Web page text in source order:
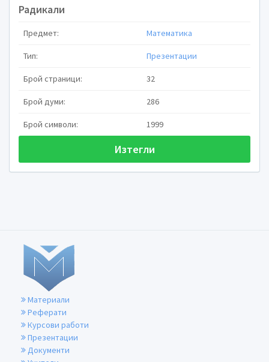
= ab ab >0
= ab
ab = ab
Радикали
Предмет: Математика
Тип: Презентации
Брой страници: 32
Брой думи: 286
Брой символи: 1999
Изтегли
Материали
Реферати
Курсови работи
Презентации
Документи